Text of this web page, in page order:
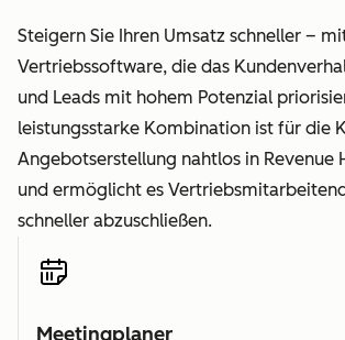
Steigern Sie Ihren Umsatz schneller –
Vertriebssoftware, die das
und Leads mit hohem Potenzial
leistungsstarke Kombination ist für die
Angebotserstellung nahtlos in Revenue
und ermöglicht es
schneller abzuschließen.
Meetingplaner